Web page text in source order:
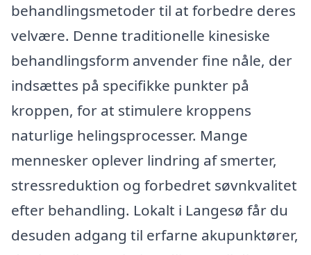
behandlingsmetoder til at forbedre deres
velvære. Denne traditionelle kinesiske
behandlingsform anvender fine nåle, der
indsættes på specifikke punkter på
kroppen, for at stimulere kroppens
naturlige helingsprocesser. Mange
mennesker oplever lindring af smerter,
stressreduktion og forbedret søvnkvalitet
efter behandling. Lokalt i Langesø får du
desuden adgang til erfarne akupunktører,